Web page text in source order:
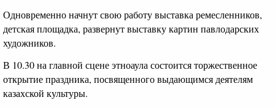
Одновременно начнут свою работу выставка ремесленников,
детская площадка, развернут выставку картин павлодарских
художников.
В 10.30 на главной сцене этноаула состоится торжественное
открытие праздника, посвященного выдающимся деятелям
казахской культуры.